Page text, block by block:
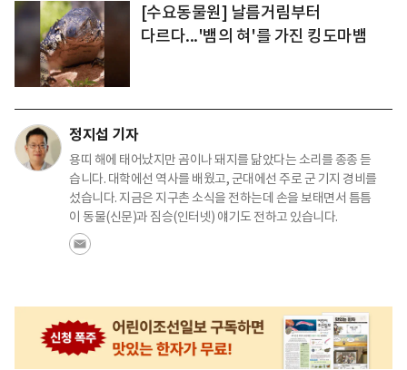
[수요동물원] 날름거림부터
다르다...'뱀의 혀'를 가진 킹도마뱀
정지섭 기자
용띠 해에 태어났지만 곰이나 돼지를 닮았다는 소리를 종종 듣
습니다. 대학에선 역사를 배웠고, 군대에선 주로 군 기지 경비를
섰습니다. 지금은 지구촌 소식을 전하는데 손을 보태면서 틈틈
이 동물(신문)과 짐승(인터넷) 얘기도 전하고 있습니다.